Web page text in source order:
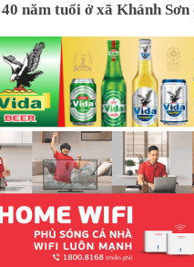
năm tuổi ở xã Khánh